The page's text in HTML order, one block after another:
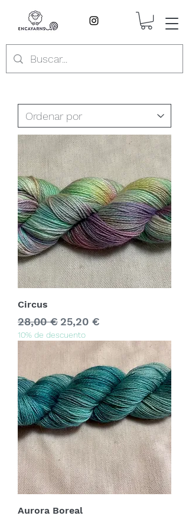
Circus
Precio
28,00 € Precio de oferta
25,20 €
10% de descuento
Aurora Boreal